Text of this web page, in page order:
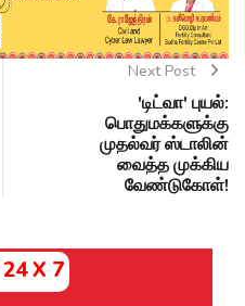
Next Post
'டிட்வா' புயல்:
பொதுமக்களுக்கு
முதல்வர் ஸ்டாலின்
வைத்த முக்கிய
வேண்டுகோள்!
X 7